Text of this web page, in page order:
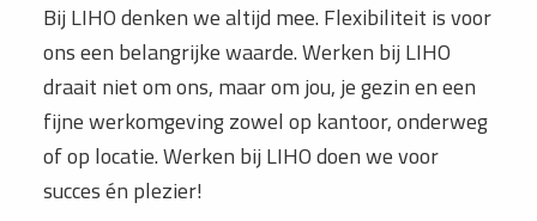
Bij LIHO denken we altijd mee. Flexibiliteit is voor
ons een belangrijke waarde. Werken bij LIHO
draait niet om ons, maar om jou, je gezin en een
fijne werkomgeving zowel op kantoor, onderweg
of op locatie. Werken bij LIHO doen we voor
succes én plezier!